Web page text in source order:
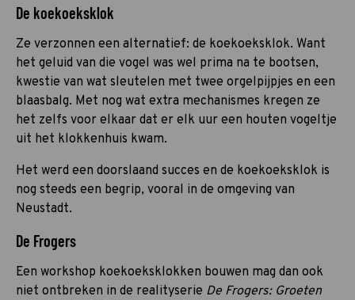
De koekoeksklok
Ze verzonnen een alternatief: de koekoeksklok. Want
het geluid van die vogel was wel prima na te bootsen,
kwestie van wat sleutelen met twee orgelpijpjes en een
blaasbalg. Met nog wat extra mechanismes kregen ze
het zelfs voor elkaar dat er elk uur een houten vogeltje
uit het klokkenhuis kwam.
Het werd een doorslaand succes en de koekoeksklok is
nog steeds een begrip, vooral in de omgeving van
Neustadt.
De Frogers
Een workshop koekoeksklokken bouwen mag dan ook
niet ontbreken in de realityserie De Frogers: Groeten